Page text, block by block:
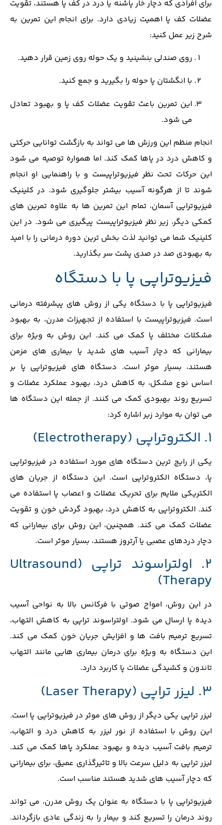
برای افرادی که دچار خار پاشنه یا درد در کف پا هستند، تقویت
عضلات کف پا اهمیت زیادی دارد. برای انجام این تمرین به
شرح زیر عمل کنید:
روی صندلی بنشینید و یک حوله روی زمین قرار دهید.
با انگشتان پا حوله را بگیرید و جمع کنید.
این تمرین باعث تقویت عضلات کف پا و بهبود تعادل
می ‌شود.
انجام منظم این ورزش‌ ها می ‌تواند به بازگشت توانایی حرکتی
و کاهش درد در پاها کمک کند. اما همواره توصیه می ‌شود
این حرکات تحت نظر فیزیوتراپیست و با راهنمایی او انجام
شوند تا از هرگونه آسیب بیشتر جلوگیری شود. در کلینیک
فیزیوتراپی آسمان، تمام این تمرین ها به علاوه تمرین های
کمکی دیگر، زیر نظر فیزیوتراپیست پیگیری می شود. در این
کلینیک شما می توانید لذت بخش ترین دوره درمانی را با امید
به بهبودی صد در صدی پشت سر بگذارید.
فیزیوتراپی پا با دستگاه
فیزیوتراپی پا با دستگاه یکی از روش ‌های پیشرفته درمانی
است. فیزیوتراپیست با استفاده از تجهیزات مدرن، به بهبود
مشکلات مختلف پا کمک می ‌کند. این روش به‌ ویژه برای
بیمارانی که دچار آسیب ‌های شدید یا بیماری‌ های مزمن
هستند، بسیار موثر است. دستگاه‌ های فیزیوتراپی پا بر
اساس نوع مشکل، به کاهش درد، بهبود عملکرد عضلات و
تسریع روند بهبودی کمک می ‌کنند. از جمله این دستگاه ها
می توان به موارد زیر اشاره کرد:
1. الکتروتراپی ( Electrotherapy
)
یکی از رایج‌ ترین دستگاه‌ های مورد استفاده در فیزیوتراپی
پا، دستگاه الکتروتراپی است. این دستگاه از جریان‌ های
الکتریکی ملایم برای تحریک عضلات و اعصاب پا استفاده می
‌کند. الکتروتراپی به کاهش درد، بهبود گردش خون و تقویت
عضلات کمک می ‌کند. همچنین، این روش برای بیمارانی که
دچار دردهای عصبی یا آرتروز هستند، بسیار موثر است.
2. اولتراسوند تراپی ( Ultrasound
Therapy
)
در این روش، امواج صوتی با فرکانس بالا به نواحی آسیب
‌دیده پا ارسال می‌ شود. اولتراسوند تراپی به کاهش التهاب،
تسریع ترمیم بافت‌ ها و افزایش جریان خون کمک می ‌کند.
این دستگاه به‌ ویژه برای درمان بیماری ‌هایی مانند التهاب
تاندون و کشیدگی عضلات پا کاربرد دارد.
3. لیزر تراپی ( Laser Therapy
)
لیزر تراپی یکی دیگر از روش‌ های موثر در فیزیوتراپی پا است.
این روش با استفاده از نور لیزر به کاهش درد و التهاب،
ترمیم بافت آسیب ‌دیده و بهبود عملکرد پاها کمک می‌ کند.
لیزر تراپی به دلیل سرعت بالا و تاثیرگذاری عمیق، برای بیمارانی
که دچار آسیب ‌های شدید هستند مناسب است.
فیزیوتراپی پا با دستگاه به عنوان یک روش مدرن، می ‌تواند
روند درمان را تسریع کند و بیمار را به زندگی عادی بازگرداند.